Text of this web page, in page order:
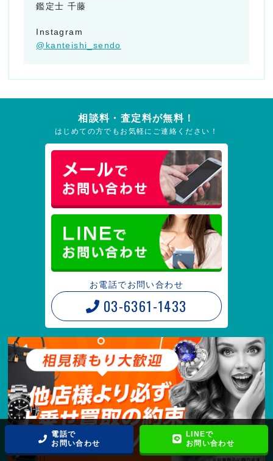
鑑定士 千藤
Instagram
@kanteishi_sendo
相談料・査定料が無料！
はじめての方でもお気軽にご連絡ください！
お電話でお問い合わせ
03-6361-1433
電話で
お問い合わせ
LINEで
お問い合わせ